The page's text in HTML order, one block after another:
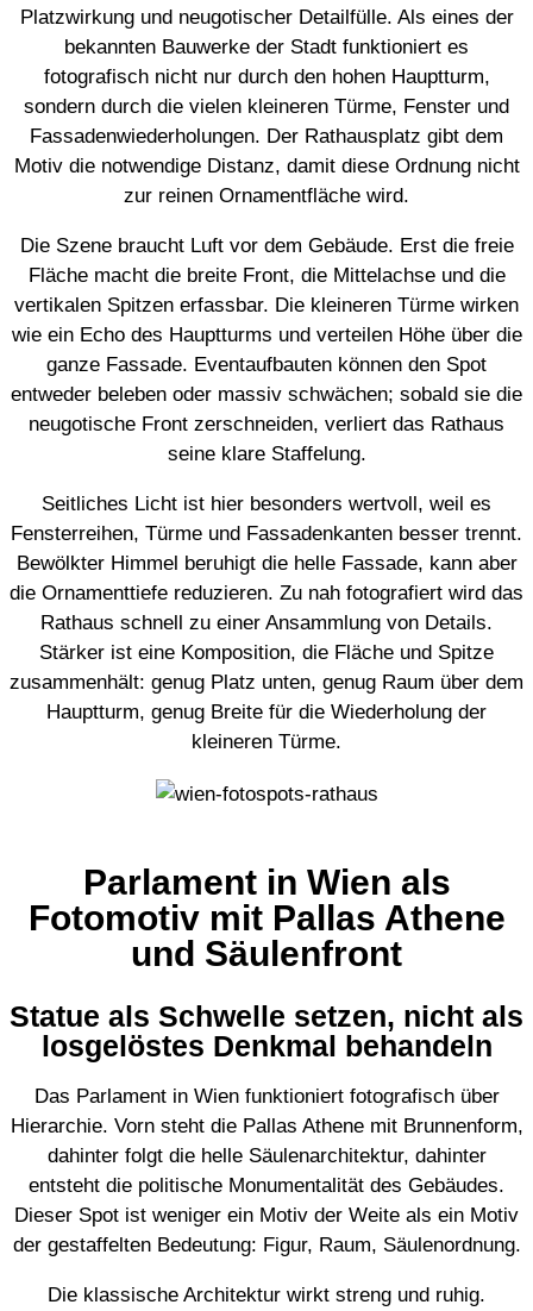
Platzwirkung und neugotischer Detailfülle. Als eines der
bekannten Bauwerke der Stadt funktioniert es
fotografisch nicht nur durch den hohen Hauptturm,
sondern durch die vielen kleineren Türme, Fenster und
Fassadenwiederholungen. Der Rathausplatz gibt dem
Motiv die notwendige Distanz, damit diese Ordnung nicht
zur reinen Ornamentfläche wird.
Die Szene braucht Luft vor dem Gebäude. Erst die freie
Fläche macht die breite Front, die Mittelachse und die
vertikalen Spitzen erfassbar. Die kleineren Türme wirken
wie ein Echo des Hauptturms und verteilen Höhe über die
ganze Fassade. Eventaufbauten können den Spot
entweder beleben oder massiv schwächen; sobald sie die
neugotische Front zerschneiden, verliert das Rathaus
seine klare Staffelung.
Seitliches Licht ist hier besonders wertvoll, weil es
Fensterreihen, Türme und Fassadenkanten besser trennt.
Bewölkter Himmel beruhigt die helle Fassade, kann aber
die Ornamenttiefe reduzieren. Zu nah fotografiert wird das
Rathaus schnell zu einer Ansammlung von Details.
Stärker ist eine Komposition, die Fläche und Spitze
zusammenhält: genug Platz unten, genug Raum über dem
Hauptturm, genug Breite für die Wiederholung der
kleineren Türme.
Parlament in Wien als
Fotomotiv mit Pallas Athene
und Säulenfront
Statue als Schwelle setzen, nicht als
losgelöstes Denkmal behandeln
Das Parlament in Wien funktioniert fotografisch über
Hierarchie. Vorn steht die Pallas Athene mit Brunnenform,
dahinter folgt die helle Säulenarchitektur, dahinter
entsteht die politische Monumentalität des Gebäudes.
Dieser Spot ist weniger ein Motiv der Weite als ein Motiv
der gestaffelten Bedeutung: Figur, Raum, Säulenordnung.
Die klassische Architektur wirkt streng und ruhig.